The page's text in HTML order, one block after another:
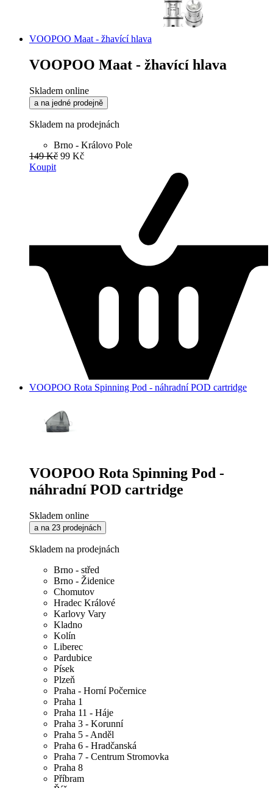
VOOPOO Maat - žhavící hlava
VOOPOO Maat - žhavící hlava
Skladem online
a na jedné prodejně
Skladem na prodejnách
Brno - Královo Pole
149 Kč 99 Kč
Koupit
VOOPOO Rota Spinning Pod - náhradní POD cartridge
VOOPOO Rota Spinning Pod -
náhradní POD cartridge
Skladem online
a na 23 prodejnách
Skladem na prodejnách
Brno - střed
Brno - Židenice
Chomutov
Hradec Králové
Karlovy Vary
Kladno
Kolín
Liberec
Pardubice
Písek
Plzeň
Praha - Horní Počernice
Praha 1
Praha 11 - Háje
Praha 3 - Korunní
Praha 5 - Anděl
Praha 6 - Hradčanská
Praha 7 - Centrum Stromovka
Praha 8
Příbram